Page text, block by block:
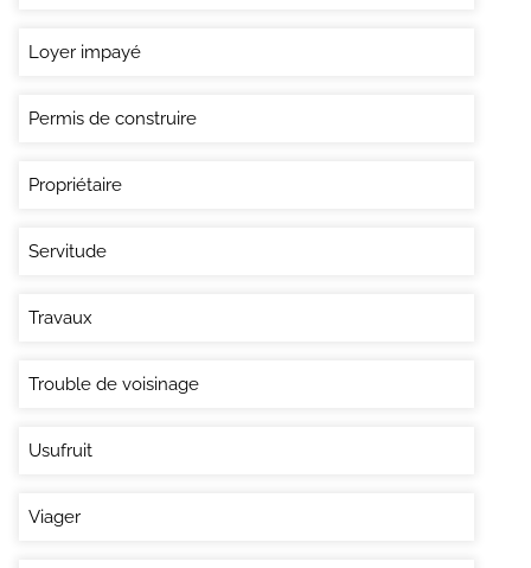
Loyer impayé
Permis de construire
Propriétaire
Servitude
Travaux
Trouble de voisinage
Usufruit
Viager